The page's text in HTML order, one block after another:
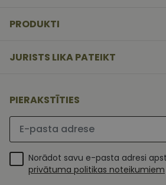
PRODUKTI
JURISTS LIKA PATEIKT
PIERAKSTĪTIES
Lūdzu ievadiet e-pasta adresi
Norādot savu e-pasta adresi
privātuma politikas noteikumiem